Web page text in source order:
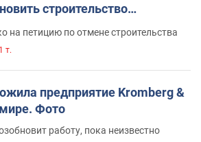
строительство
на петицию по отмене строительства
т.
предприятие Kromberg &
Фото
работу, пока неизвестно